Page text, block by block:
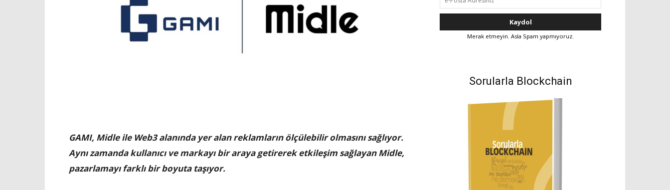
GAMI, Midle ile Web3 alanında yer alan reklamlarınölçülebilir olmasını sağlıyor.
Aynı zamanda kullanıcı ve markayı bir araya getirerek etkileşim sağlayan Midle,
pazarlamayı farklı bir boyuta taşıyor.
Merak etmeyin. Asla Spam yapmıyoruz.
Sorularla Blockchain